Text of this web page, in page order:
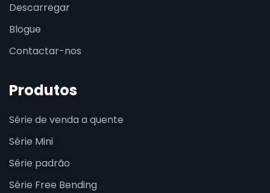
Descarregar
Blogue
Contactar-nos
Produtos
Série de venda a quente
Série Mini
Série padrão
Série Free Bending